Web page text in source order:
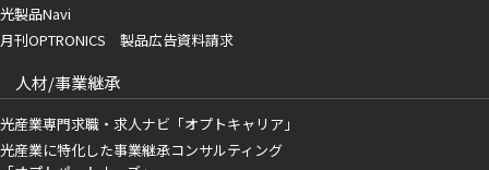
光製品Navi
月刊OPTRONICS 製品広告資料請求
人材/事業継承
光産業専門求職・求人ナビ「オプトキャリア」
光産業に特化した事業継承コンサルティング